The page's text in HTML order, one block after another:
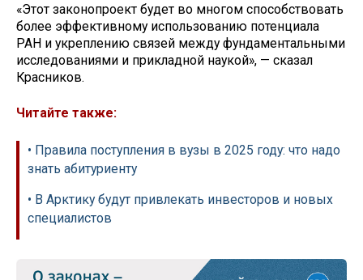
«Этот законопроект будет во многом способствовать
более эффективному использованию потенциала
РАН и укреплению связей между фундаментальными
исследованиями и прикладной наукой», — сказал
Красников.
Читайте также:
• Правила поступления в вузы в 2025 году: что надо
знать абитуриенту
• В Арктику будут привлекать инвесторов и новых
специалистов